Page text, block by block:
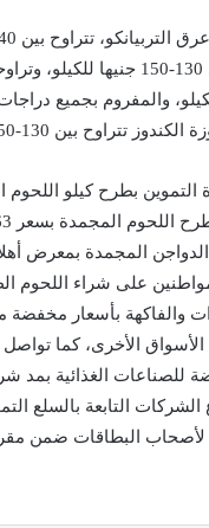
الاستيك والبفتيك 130-150
تتراوح بين 130-150 جنيها للكيلو،
التموين بطرح كيلو اللحوم
المجمدة بمعرض
على شراء اللحوم
والفاكهة بأسعار مخفضة
الأسواق الأخرى، كما تواصل
للصناعات الغذائية بمد
الشركات التابعة بالسلع
لأصحاب البطاقات ضمن